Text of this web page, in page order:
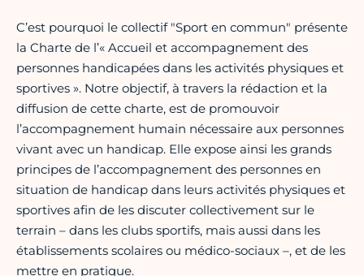
C’est pourquoi le collectif "Sport en commun" présente
la Charte de l’« Accueil et accompagnement des
personnes handicapées dans les activités physiques et
sportives ». Notre objectif, à travers la rédaction et la
diffusion de cette charte, est de promouvoir
l’accompagnement humain nécessaire aux personnes
vivant avec un handicap. Elle expose ainsi les grands
principes de l’accompagnement des personnes en
situation de handicap dans leurs activités physiques et
sportives afin de les discuter collectivement sur le
terrain – dans les clubs sportifs, mais aussi dans les
établissements scolaires ou médico-sociaux –, et de les
mettre en pratique.